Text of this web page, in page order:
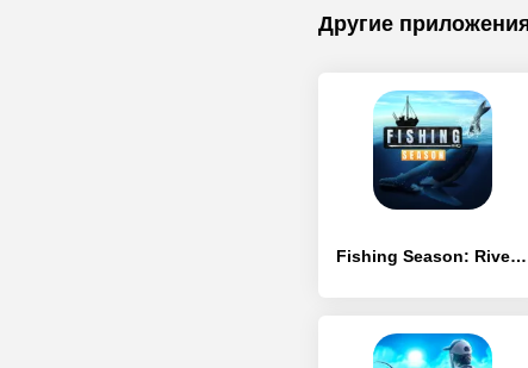
Другие
Fishing Season: River To Ocean